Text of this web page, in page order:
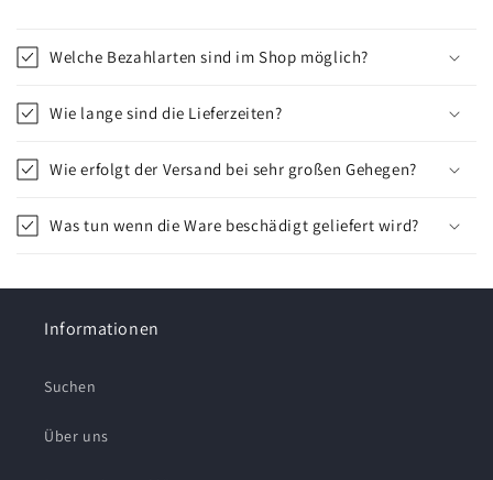
Welche Bezahlarten sind im Shop möglich?
Wie lange sind die Lieferzeiten?
Wie erfolgt der Versand bei sehr großen Gehegen?
Was tun wenn die Ware beschädigt geliefert wird?
Informationen
Suchen
Über uns